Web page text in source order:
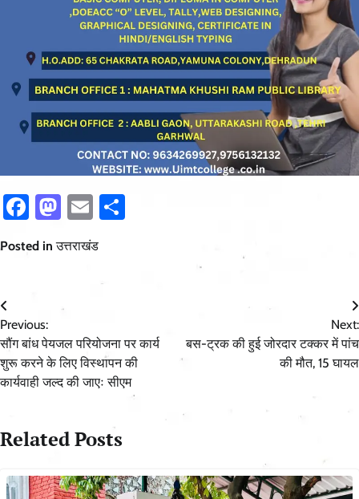
Facebook
Mastodon
Email
Posted inउत्तराखंड
Post
navigation
Previous:
सौंग बांध पेयजल परियोजना पर कार्य
शुरू करने के लिए विस्थापन की
कार्यवाही जल्द की जाएः सीएम
Next:
बस-ट्रक की हुई जोरदार टक्कर में पांच
की मौत, 15 घायल
Related Posts